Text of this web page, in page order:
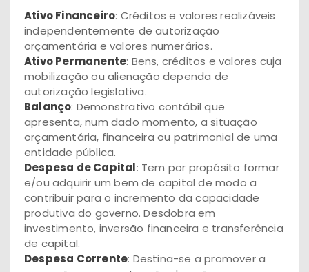
Ativo Financeiro: Créditos e valores realizáveis
independentemente de autorização
orçamentária e valores numerários.
Ativo Permanente: Bens, créditos e valores cuja
mobilização ou alienação dependa de
autorização legislativa.
Balanço: Demonstrativo contábil que
apresenta, num dado momento, a situação
orçamentária, financeira ou patrimonial de uma
entidade pública.
Despesa de Capital: Tem por propósito formar
e/ou adquirir um bem de capital de modo a
contribuir para o incremento da capacidade
produtiva do governo. Desdobra em
investimento, inversão financeira e transferência
de capital.
Despesa Corrente: Destina-se a promover a